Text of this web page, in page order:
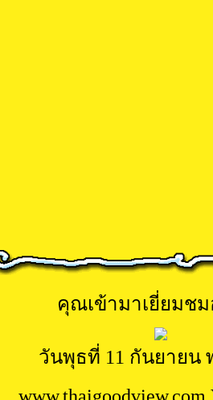
คุณเข้ามาเยี่ยมช
วันพุธที่ 11 กันยายน